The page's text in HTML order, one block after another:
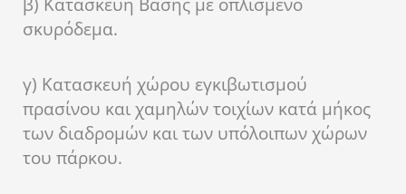
β) Κατασκευή Βάσης με οπλισμένο
σκυρόδεμα.
γ) Κατασκευή χώρου εγκιβωτισμού
πρασίνου και χαμηλών τοιχίων κατά μήκος
των διαδρομών και των υπόλοιπων χώρων
του πάρκου.